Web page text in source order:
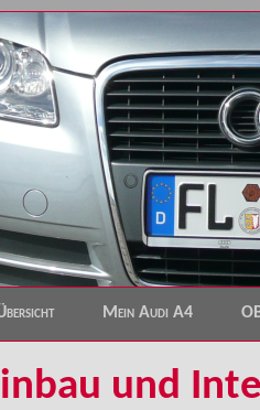
Mein Audi A4
und